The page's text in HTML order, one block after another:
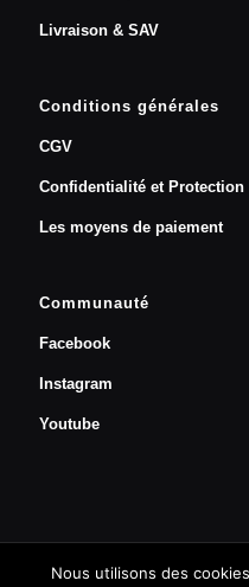
Livraison & SAV
Conditions générales
CGV
Confidentialité et Protection
Les moyens de paiement
Communauté
Facebook
Instagram
Youtube
Nous utilisons des